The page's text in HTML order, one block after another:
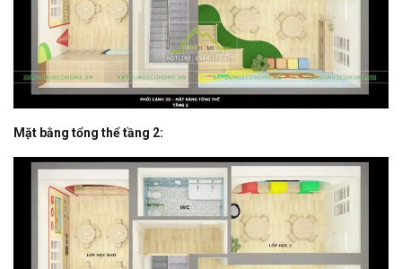
Mặt bằng tổng thể tầng 2: